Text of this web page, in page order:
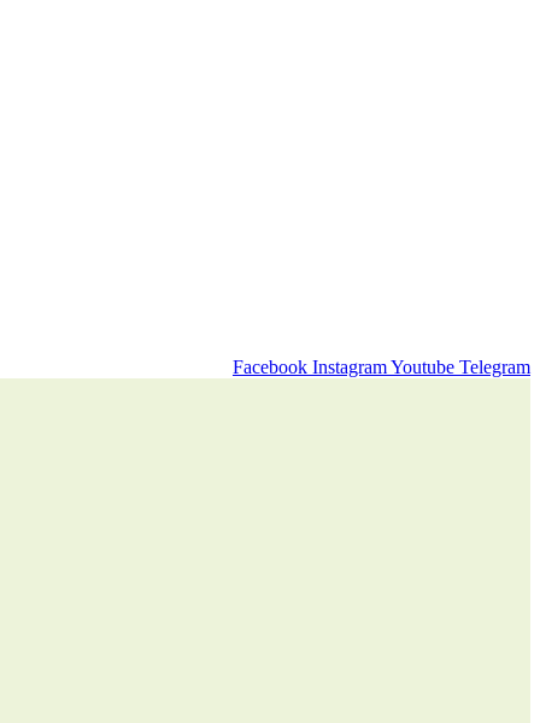
Facebook InstagramYoutube Telegram